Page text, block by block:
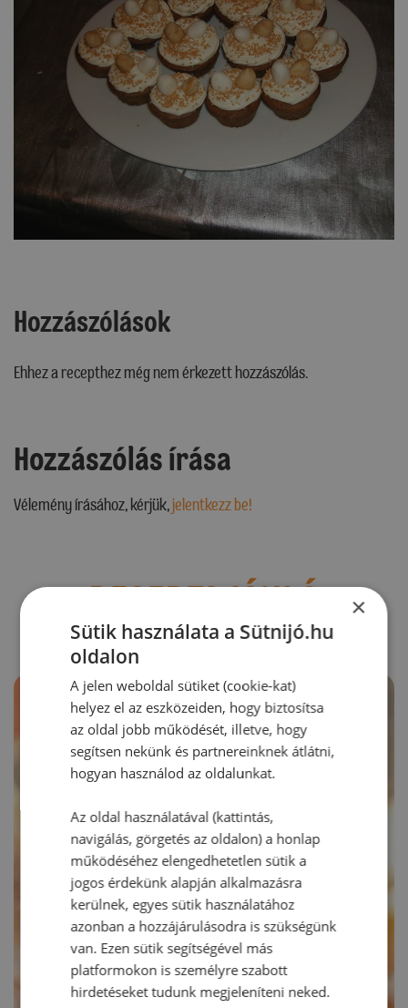
Hozzászólások
Ehhez a recepthez még nem érkezett hozzászólás.
Hozzászólás írása
Vélemény írásához, kérjük,jelentkezz be!
RECEPTAJÁNLÓ ×
Sütik használata a Sütnijó.hu
oldalon
A jelen weboldal sütiket (cookie-kat)
helyez el az eszközeiden, hogy biztosítsa
az oldal jobb működését, illetve, hogy
segítsen nekünk és partnereinknek átlátni,
hogyan használod az oldalunkat.
Az oldal használatával (kattintás,
navigálás, görgetés az oldalon) a honlap
működéséhez elengedhetetlen sütik a
jogos érdekünk alapján alkalmazásra
kerülnek, egyes sütik használatához
azonban a hozzájárulásodra is szükségünk
van. Ezen sütik segítségével más
platformokon is személyre szabott
hirdetéseket tudunk megjeleníteni neked.